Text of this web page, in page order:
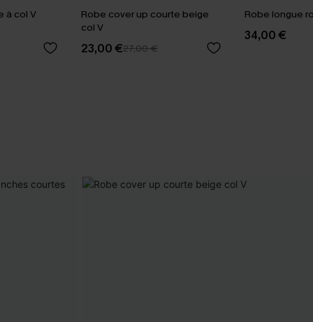
à col V
Robe cover up courte beige
col V
23,00 €27,00 €
Robe longue
34,00 €